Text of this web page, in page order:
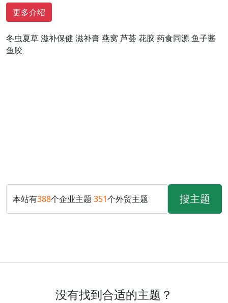
更多介绍
冬虫夏草滋补保健 滋补膏 燕窝 芦荟花胶药食同源鱼子酱
鱼胶
本站有388个企业主题 351个外贸主题 搜主题
没有找到合适的主题？